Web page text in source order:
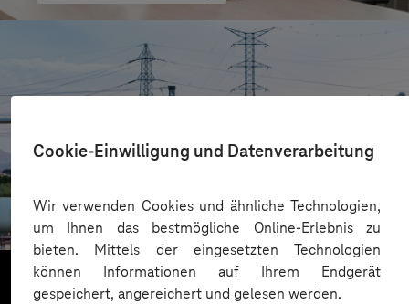
Cookie-Einwilligung und Datenverarbeitung
Wir verwenden Cookies und ähnliche Technologien,
um Ihnen das bestmögliche Online-Erlebnis zu
bieten. Mittels der eingesetzten Technologien
können Informationen auf Ihrem Endgerät
gespeichert, angereichert und gelesen werden.
CRA-Security für digitale Produkte